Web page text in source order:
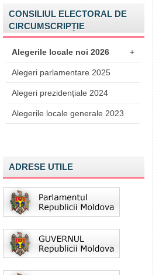
CONSILIUL ELECTORAL DE
CIRCUMSCRIPȚIE
Alegerile locale noi 2026 +
Alegeri parlamentare 2025
Alegeri prezidențiale 2024
Alegerile locale generale 2023
ADRESE UTILE